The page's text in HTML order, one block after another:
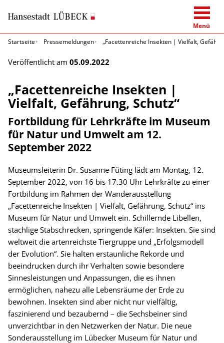
Menü
Startseite
Pressemeldungen „Facettenreiche Insekten | Vielfalt,
Veröffentlicht am 05.09.2022
„Facettenreiche Insekten |
Vielfalt, Gefährung, Schutz“
Fortbildung für Lehrkräfte im Museum
für Natur und Umwelt am 12.
September 2022
Museumsleiterin Dr. Susanne Füting lädt am Montag, 12.
September 2022, von 16 bis 17.30 Uhr Lehrkräfte zu einer
Fortbildung im Rahmen der Wanderausstellung
„Facettenreiche Insekten | Vielfalt, Gefährung, Schutz“ ins
Museum für Natur und Umwelt ein. Schillernde Libellen,
stachlige Stabschrecken, springende Käfer: Insekten. Sie sind
weltweit die artenreichste Tiergruppe und „Erfolgsmodell
der Evolution“. Sie halten erstaunliche Rekorde und
beeindrucken durch ihr Verhalten sowie besondere
Sinnesleistungen und Anpassungen, die es ihnen
ermöglichen, nahezu alle Lebensräume der Erde zu
bewohnen. Insekten sind aber nicht nur vielfältig,
faszinierend und bezaubernd – die Sechsbeiner sind
unverzichtbar in den Netzwerken der Natur. Die neue
Sonderausstellung im Lübecker Museum für Natur und